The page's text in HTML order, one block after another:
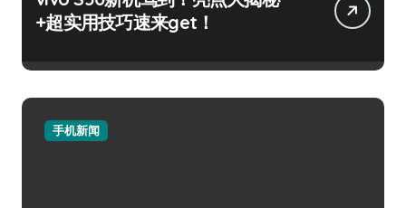
+超实用技巧速来get！
手机新闻